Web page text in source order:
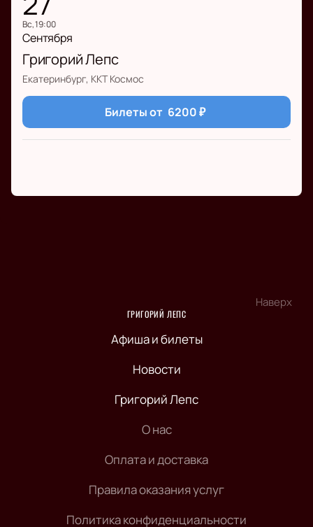
вс, 19:00
Сентября
Григорий Лепс
Екатеринбург, ККТ Космос
Билеты от 6200₽
Наверх
ГРИГОРИЙ ЛЕПС
Афиша и билеты
Новости
Григорий Лепс
О нас
Оплата и доставка
Правила оказания услуг
Политика конфиденциальности